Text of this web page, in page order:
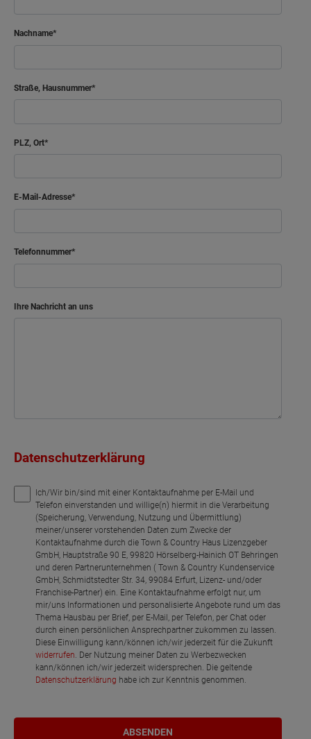
Nachname
Straße, Hausnummer
PLZ, Ort
E-Mail-Adresse
Telefonnummer
Ihre Nachricht an uns
Datenschutzerklärung
Ich/Wir bin/sind mit einer Kontaktaufnahme per E-Mail und
Telefon einverstanden und willige(n) hiermit in die Verarbeitung
(Speicherung, Verwendung, Nutzung und Übermittlung)
meiner/unserer vorstehenden Daten zum Zwecke der
Kontaktaufnahme durch die Town & Country Haus Lizenzgeber
GmbH, Hauptstraße 90 E, 99820 Hörselberg-Hainich OT Behringen
und deren Partnerunternehmen ( Town & Country Kundenservice
GmbH, Schmidtstedter Str. 34, 99084 Erfurt, Lizenz- und/oder
Franchise-Partner) ein. Eine Kontaktaufnahme erfolgt nur, um
mir/uns Informationen und personalisierte Angebote rund um das
Thema Hausbau per Brief, per E-Mail, per Telefon, per Chat oder
durch einen persönlichen Ansprechpartner zukommen zu lassen.
Diese Einwilligung kann/können ich/wir jederzeit für die Zukunft
widerrufen . Der Nutzung meiner Daten zu Werbezwecken
kann/können ich/wir jederzeit widersprechen. Die geltende
Datenschutzerklärung habe ich zur Kenntnis genommen.